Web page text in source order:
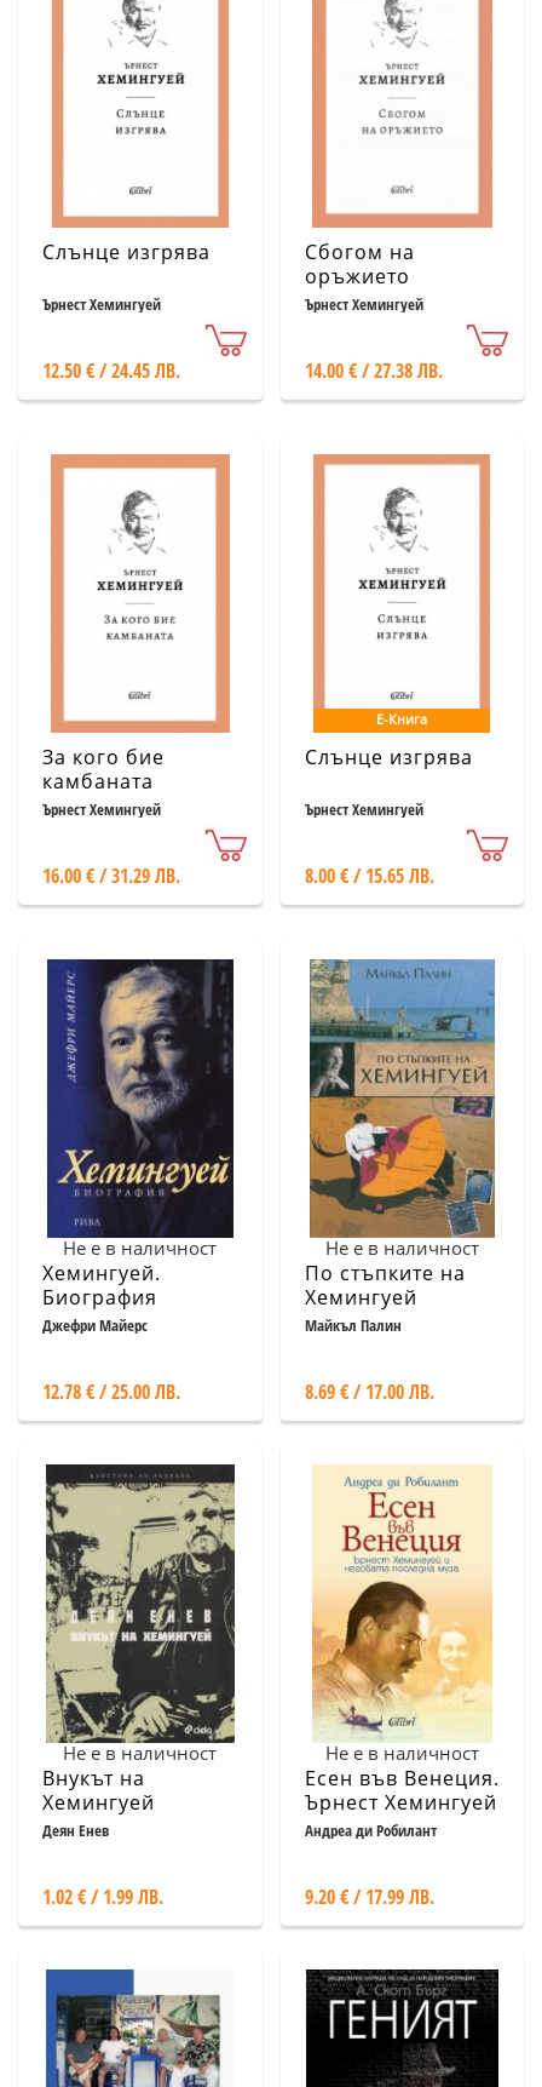
Слънце изгрява
Ърнест Хемингуей
12.50 € / 24.45 ЛВ.
Сбогом на
оръжието
Ърнест Хемингуей
14.00 € / 27.38 ЛВ.
За кого бие
камбаната
Ърнест Хемингуей
16.00 € / 31.29 ЛВ.
Е-Книга
Слънце изгрява
Ърнест Хемингуей
8.00 € / 15.65 ЛВ.
Не е в наличност
Хемингуей.
Биография
Джефри Майерс
12.78 € / 25.00 ЛВ.
Не е в наличност
По стъпките на
Хемингуей
Майкъл Палин
8.69 € / 17.00 ЛВ.
Не е в наличност
Внукът на
Хемингуей
Деян Енев
1.02 € / 1.99 ЛВ.
Не е в наличност
Есен във Венеция.
Ърнест Хемингуей
и неговата
Андреа ди Робилант
9.20 € / 17.99 ЛВ.